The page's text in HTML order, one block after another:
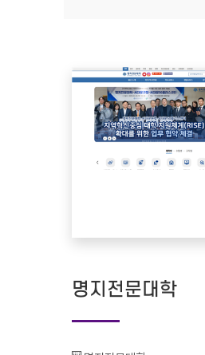
명지전문대학